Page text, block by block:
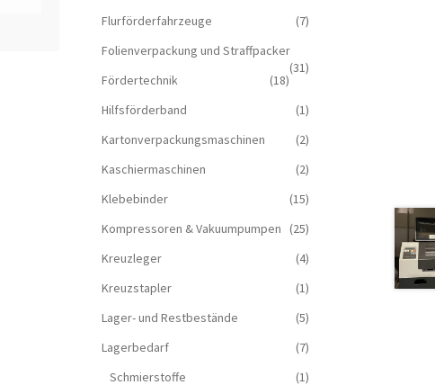
Flurförderfahrzeuge
(7)
Folienverpackung und Straffpacker
(31)
Fördertechnik
(18)
Hilfsförderband
(1)
Kartonverpackungsmaschinen
(2)
Kaschiermaschinen
(2)
Klebebinder
(15)
Kompressoren & Vakuum­pumpen
(25)
Kreuzleger
(4)
Kreuzstapler
(1)
Lager- und Restbestände
(5)
Lagerbedarf
(7)
Schmierstoffe
(1)